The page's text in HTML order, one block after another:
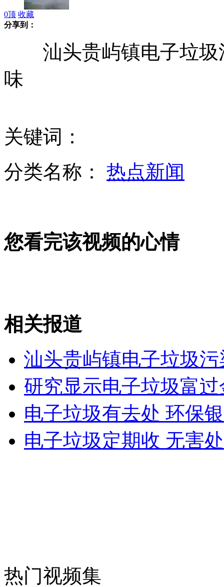
汕头贵屿镇电子垃圾污染 9成儿童重金属超标
长春启动对火灾事故伤者及家属心理健康干预
山西运城恶犬咬伤多人 警民合力深夜将其击毙
女孩北京地铁殴打老人 痛下狠手拳打脚踢
无痛分娩是否安全 医生回应
外交部：反对强权政治霸凌主义
0顶 收藏
分享到：
汕头贵屿镇电子垃圾
味
关键词：
分类名称： 热点新闻
您看完该视频的心情
相关报道
汕头贵屿镇电子垃圾
研究显示电子垃圾富过
电子垃圾有去处 环保
电子垃圾定期收 无害
热门视频集